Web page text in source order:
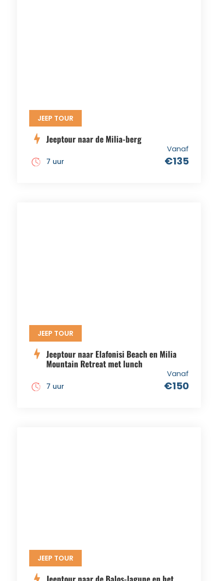
JEEP TOUR
Jeeptour naar de Milia-berg
Vanaf
€135
7 uur
JEEP TOUR
Jeeptour naar Elafonisi Beach en Milia
Mountain Retreat met lunch
Vanaf
€150
7 uur
JEEP TOUR